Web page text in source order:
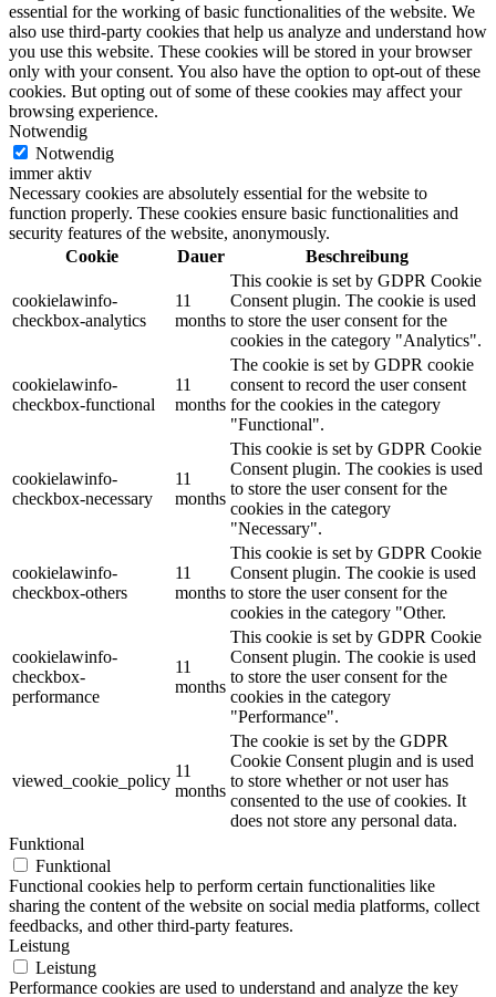
essential for the working of basic functionalities of the website. We
also use third-party cookies that help us analyze and understand how
you use this website. These cookies will be stored in your browser
only with your consent. You also have the option to opt-out of these
cookies. But opting out of some of these cookies may affect your
browsing experience.
Notwendig
Notwendig
immer aktiv
Necessary cookies are absolutely essential for the website to
function properly. These cookies ensure basic functionalities and
security features of the website, anonymously.
Cookie
Dauer Beschreibung
cookielawinfo-
checkbox-analytics
11
months
This cookie is set by GDPR Cookie
Consent plugin. The cookie is used
to store the user consent for the
cookies in the category "Analytics".
cookielawinfo-
checkbox-functional
11
months
The cookie is set by GDPR cookie
consent to record the user consent
for the cookies in the category
"Functional".
cookielawinfo-
checkbox-necessary
11
months
This cookie is set by GDPR Cookie
Consent plugin. The cookies is used
to store the user consent for the
cookies in the category
"Necessary".
cookielawinfo-
checkbox-others
11
months
This cookie is set by GDPR Cookie
Consent plugin. The cookie is used
to store the user consent for the
cookies in the category "Other.
cookielawinfo-
checkbox-
performance
11
months
This cookie is set by GDPR Cookie
Consent plugin. The cookie is used
to store the user consent for the
cookies in the category
"Performance".
viewed_cookie_policy
11
months
The cookie is set by the GDPR
Cookie Consent plugin and is used
to store whether or not user has
consented to the use of cookies. It
does not store any personal data.
Funktional
Funktional
Functional cookies help to perform certain functionalities like
sharing the content of the website on social media platforms, collect
feedbacks, and other third-party features.
Leistung
Leistung
Performance cookies are used to understand and analyze the key